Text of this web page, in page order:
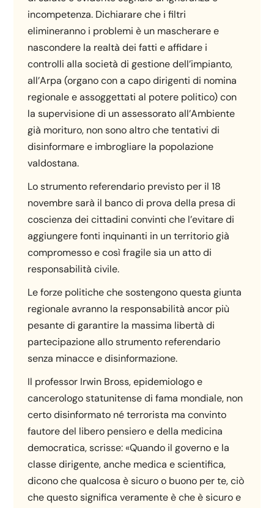
incompetenza. Dichiarare che i filtri
elimineranno i problemi è un mascherare e
nascondere la realtà dei fatti e affidare i
controlli alla società di gestione dell’impianto,
all’Arpa (organo con a capo dirigenti di nomina
regionale e assoggettati al potere politico) con
la supervisione di un assessorato all’Ambiente
già morituro, non sono altro che tentativi di
disinformare e imbrogliare la popolazione
valdostana.
Lo strumento referendario previsto per il 18
novembre sarà il banco di prova della presa di
coscienza dei cittadini convinti che l’evitare di
aggiungere fonti inquinanti in un territorio già
compromesso e così fragile sia un atto di
responsabilità civile.
Le forze politiche che sostengono questa giunta
regionale avranno la responsabilità ancor più
pesante di garantire la massima libertà di
partecipazione allo strumento referendario
senza minacce e disinformazione.
Il professor Irwin Bross, epidemiologo e
cancerologo statunitense di fama mondiale, non
certo disinformato né terrorista ma convinto
fautore del libero pensiero e della medicina
democratica, scrisse: «Quando il governo e la
classe dirigente, anche medica e scientifica,
dicono che qualcosa è sicuro o buono per te, ciò
che questo significa veramente è che è sicuro e